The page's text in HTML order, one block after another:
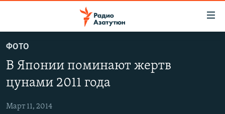
основному
содержанию
Перейти
НОВОСТИ
ПОЛИТИКА
ОБЩЕСТВО
ФОТО
В Японии поминают жертв
цунами 2011 года
Март 11, 2014